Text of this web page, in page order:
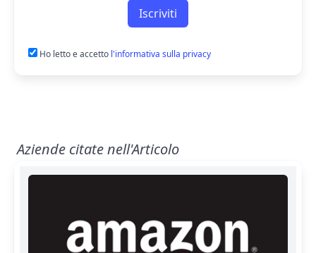
Iscriviti
Ho letto e accetto l'informativa sulla privacy
Aziende citate nell'Articolo